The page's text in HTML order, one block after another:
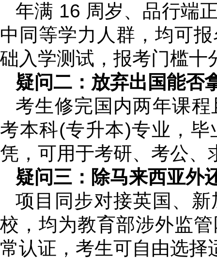
年满 16 周岁、品行端
中同等学力人群，均可
础入学测试，报考门槛十
疑问二：放弃出国能否
考生修完国内两年课
考本科(专升本)专业，
凭，可用于考研、考公、
疑问三：除马来西亚外
项目同步对接英国、
校，均为教育部涉外监
常认证，考生可自由选择